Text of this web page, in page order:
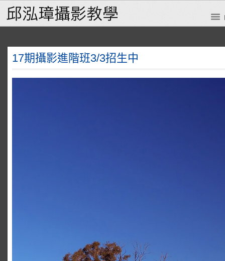
17期攝影進階班3/3招生中